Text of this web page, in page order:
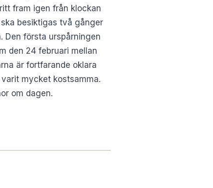
fram igen från klockan
besiktigas två gånger
Den första urspårningen
den 24 februari mellan
är fortfarande oklara
mycket kostsamma.
om dagen.